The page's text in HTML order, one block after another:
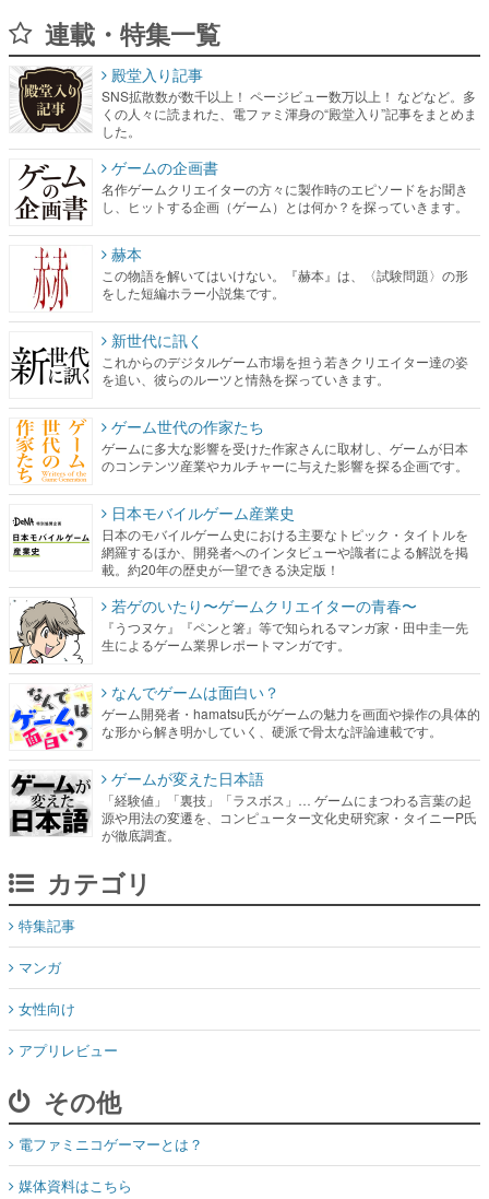
連載・特集一覧
殿堂入り記事
SNS拡散数が数千以上！ ページビュー数万以上！ などなど。多
くの人々に読まれた、電ファミ渾身の“殿堂入り”記事をまとめま
した。
ゲームの企画書
名作ゲームクリエイターの方々に製作時のエピソードをお聞き
し、ヒットする企画（ゲーム）とは何か？を探っていきます。
赫本
この物語を解いてはいけない。『赫本』は、〈試験問題〉の形
をした短編ホラー小説集です。
新世代に訊く
これからのデジタルゲーム市場を担う若きクリエイター達の姿
を追い、彼らのルーツと情熱を探っていきます。
ゲーム世代の作家たち
ゲームに多大な影響を受けた作家さんに取材し、ゲームが日本
のコンテンツ産業やカルチャーに与えた影響を探る企画です。
日本モバイルゲーム産業史
日本のモバイルゲーム史における主要なトピック・タイトルを
網羅するほか、開発者へのインタビューや識者による解説を掲
載。約20年の歴史が一望できる決定版！
若ゲのいたり〜ゲームクリエイターの青春〜
『うつヌケ』『ペンと箸』等で知られるマンガ家・田中圭一先
生によるゲーム業界レポートマンガです。
なんでゲームは面白い？
ゲーム開発者・hamatsu氏がゲームの魅力を画面や操作の具体的
な形から解き明かしていく、硬派で骨太な評論連載です。
ゲームが変えた日本語
「経験値」「裏技」「ラスボス」… ゲームにまつわる言葉の起
源や用法の変遷を、コンピューター文化史研究家・タイニーP氏
が徹底調査。
カテゴリ
特集記事
マンガ
女性向け
アプリレビュー
その他
電ファミニコゲーマーとは？
媒体資料はこちら